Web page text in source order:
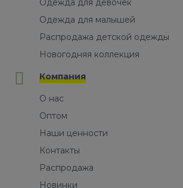
Одежда для девочек
Одежда для малышей
Распродажа детской одежды
Новогодняя коллекция
Компания
О нас
Оптом
Наши ценности
Контакты
Распродажа
Новинки